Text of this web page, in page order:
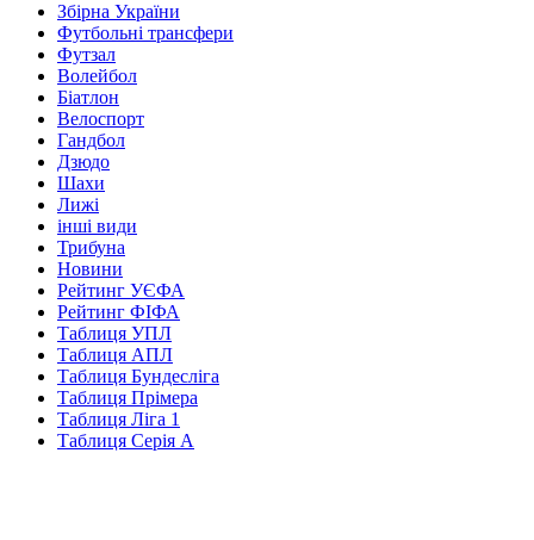
Збірна України
Футбольні трансфери
Футзал
Волейбол
Біатлон
Велоспорт
Гандбол
Дзюдо
Шахи
Лижі
інші види
Трибуна
Новини
Рейтинг УЄФА
Рейтинг ФІФА
Таблиця УПЛ
Таблиця АПЛ
Таблиця Бундесліга
Таблиця Прімера
Таблиця Ліга 1
Таблиця Серія А